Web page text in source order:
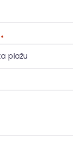
*